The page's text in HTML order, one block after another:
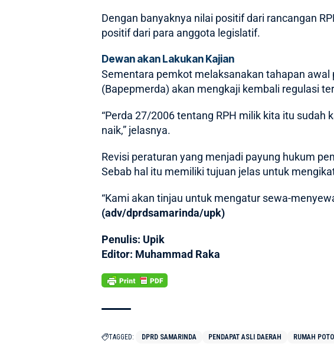
Dengan banyaknya nilai positif dari rancangan
positif dari para anggota legislatif.
Dewan akan Lakukan Kajian
Sementara pemkot melaksanakan tahapan
(Bapepmerda) akan mengkaji kembali regulasi
“Perda 27/2006 tentang RPH milik kita itu sudah
naik,” jelasnya.
Revisi peraturan yang menjadi payung hukum
Sebab hal itu memiliki tujuan jelas untuk
“Kami akan tinjau untuk mengatur sewa-
(adv/dprdsamarinda/upk)
Penulis: Upik
Editor: Muhammad Raka
TAGGED: DPRD SAMARINDA PENDAPAT ASLI DAERAH RUMAH